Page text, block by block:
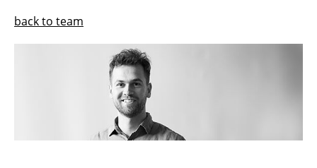
Jeldrik Mainka
Cecilia S. Ahumada
Lukas Ledderose
Abtin Baghdadi
back to team